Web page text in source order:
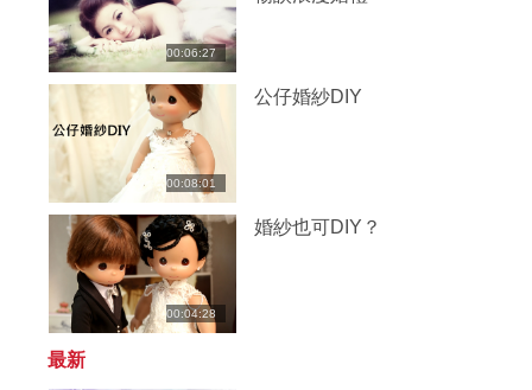
00:06:27
00:08:01
公仔婚紗DIY
00:04:28
婚紗也可DIY？
最新